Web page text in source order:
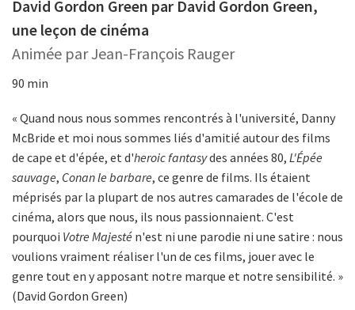
David Gordon Green par David Gordon Green,
une leçon de cinéma
Animée par Jean-François Rauger
90 min
« Quand nous nous sommes rencontrés à l'université, Danny
McBride et moi nous sommes liés d'amitié autour des films
de cape et d'épée, et d'heroic fantasydes années 80, L'Épée
sauvage, Conan le barbare, ce genre de films. Ils étaient
méprisés par la plupart de nos autres camarades de l'école de
cinéma, alors que nous, ils nous passionnaient. C'est
pourquoi Votre Majesté n'est ni une parodie ni une satire : nous
voulions vraiment réaliser l'un de ces films, jouer avec le
genre tout en y apposant notre marque et notre sensibilité. »
(David Gordon Green)